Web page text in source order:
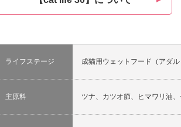
ライフステージ 成猫用ウェットフード（アダ
主原料 ツナ、カツオ節、ヒマワリ油